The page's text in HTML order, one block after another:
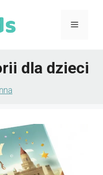
Menu
dla dzieci